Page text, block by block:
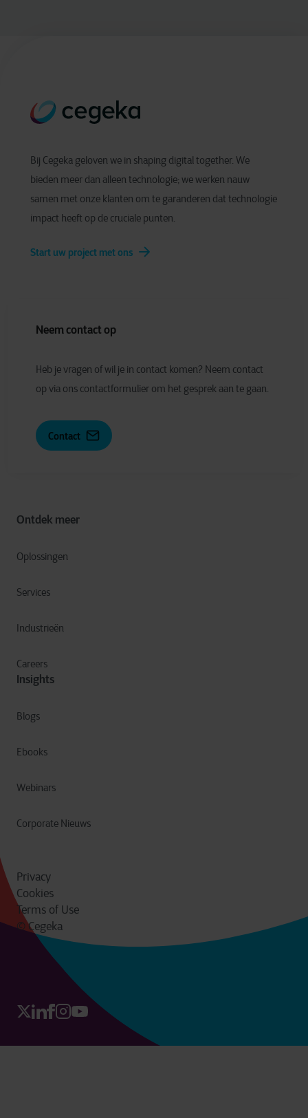
Bij Cegeka geloven we in shaping digital together. We
bieden meer dan alleen technologie; we werken nauw
samen met onze klanten om te garanderen dat technologie
impact heeft op de cruciale punten.
Start uw project met ons
Ontdek meer
Oplossingen
Services
Industrieën
Careers
Insights
Blogs
Ebooks
Webinars
Corporate Nieuws
Neem contact op
Heb je vragen of wil je in contact komen? Neem contact
op via ons contactformulier om het gesprek aan te gaan.
Contact
Privacy
Cookies
Terms of Use
© Cegeka